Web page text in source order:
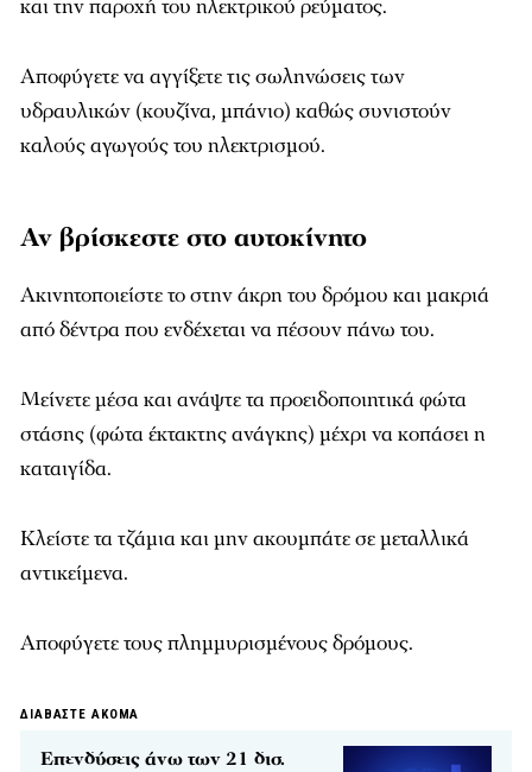
και την παροχή του ηλεκτρικού ρεύματος.
Αποφύγετε να αγγίξετε τις σωληνώσεις των
υδραυλικών (κουζίνα, μπάνιο) καθώς συνιστούν
καλούς αγωγούς του ηλεκτρισμού.
Αν βρίσκεστε στο αυτοκίνητο
Ακινητοποιείστε το στην άκρη του δρόμου και μακριά
από δέντρα που ενδέχεται να πέσουν πάνω του.
Μείνετε μέσα και ανάψτε τα προειδοποιητικά φώτα
στάσης (φώτα έκτακτης ανάγκης) μέχρι να κοπάσει η
καταιγίδα.
Κλείστε τα τζάμια και μην ακουμπάτε σε μεταλλικά
αντικείμενα.
Αποφύγετε τους πλημμυρισμένους δρόμους.
ΔΙΑΒΑΣΤΕ ΑΚΟΜΑ
Επενδύσεις άνω των 21 δισ.